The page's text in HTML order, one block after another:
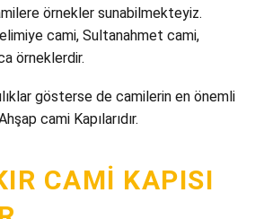
örnekler sunabilmekteyiz.
cami, Sultanahmet cami,
örneklerdir.
gösterse de camilerin en önemli
cami Kapılarıdır.
CAMI KAPISI